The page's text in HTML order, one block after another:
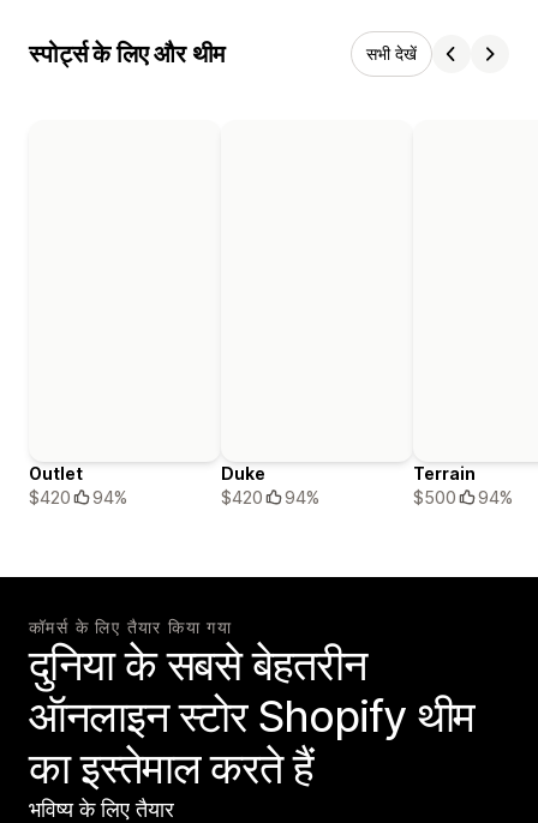
स्पोर्ट्स के लिए और थीम सभी देखें
Outlet
$420
94%
Duke
$420
94%
Terrain
$500
94%
कॉमर्स के लिए तैयार किया गया
दुनिया के सबसे बेहतरीन
ऑनलाइन स्टोर Shopify थीम
का इस्तेमाल करते हैं
भविष्य के लिए तैयार